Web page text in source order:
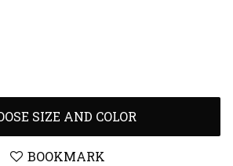
SIZE AND COLOR
BOOKMARK